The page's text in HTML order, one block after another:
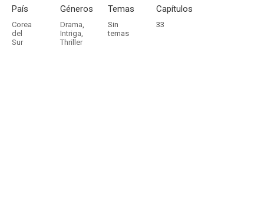
País
Corea
del
Sur
Géneros
Drama,
Intriga,
Thriller
Temas
Sin
temas
Capítulos
33